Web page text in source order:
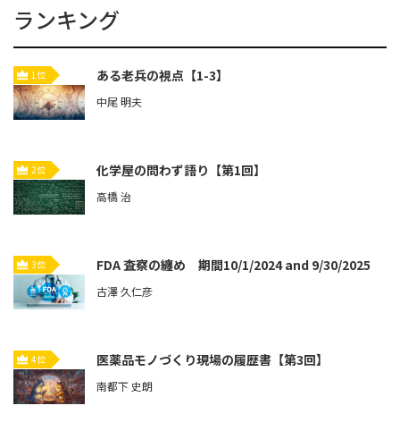
ランキング
1位 ある老兵の視点【1-3】
中尾 明夫
2位 化学屋の問わず語り【第1回】
高橋 治
3位 FDA 査察の纏め 期間10/1/2024 and 9/30/2025
古澤 久仁彦
4位 医薬品モノづくり現場の履歴書【第3回】
南都下 史朗